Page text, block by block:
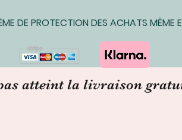
l'article retourné
d'origine,
perte de valeur.
Des questions
contactez-moi
DE PROTECTION DES ACHATS MÊME
atteint la livraison